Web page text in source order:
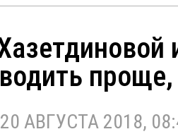
АВГУСТА 2018,